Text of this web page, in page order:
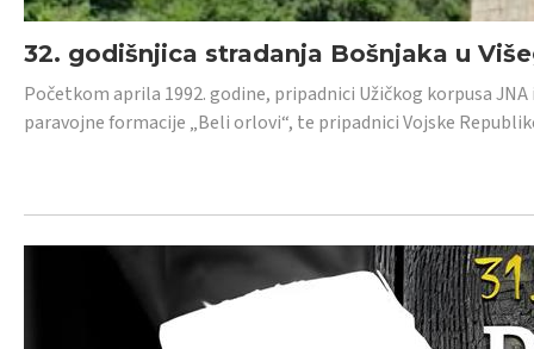
32. godišnjica stradanja Bošnjaka u
Početkom aprila 1992. godine, pripadnici Užičkog korpusa
paravojne formacije „Beli orlovi“, te pripadnici Vojske